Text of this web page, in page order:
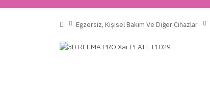
Egzersiz, Kişisel Bakım Ve Diğer Cihazlar